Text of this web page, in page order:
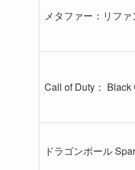
メタファー：リフ
Call of Duty： Black
ドラゴンボール